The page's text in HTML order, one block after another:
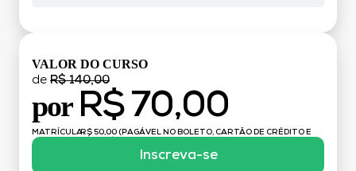
VALOR DO CURSO
de R$ 140,00
por R$ 70,00
MATRÍCULA:R$ 50,00 (PAGÁVEL NO BOLETO, CARTÃO DE CRÉDITO E
Inscreva-se